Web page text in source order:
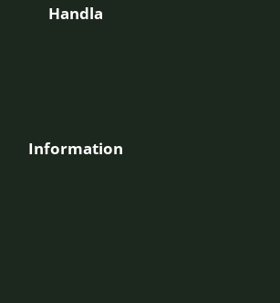
Handla
Information